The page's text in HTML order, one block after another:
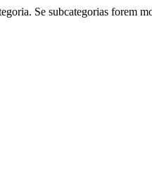
Se subcategorias forem